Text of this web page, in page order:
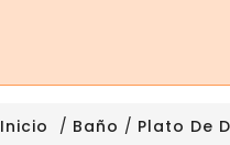
Inicio Baño
Plato De